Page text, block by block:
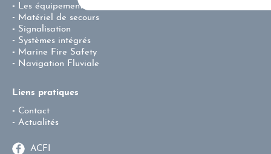
Les équipements de lutte contre l’incendie
Matériel de secours
Signalisation
Systèmes intégrés
Marine Fire Safety
Navigation Fluviale
Liens pratiques
Contact
Actualités
ACFI